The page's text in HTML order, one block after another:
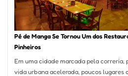
Pé de Manga Se Tornou Um dos
Pinheiros
Em uma cidade marcada pela correria,
vida urbana acelerada, poucos lugares